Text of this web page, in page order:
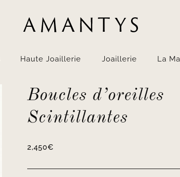
Haute Joaillerie Joaillerie La
Boucles d’oreilles
Scintillantes
2,450€